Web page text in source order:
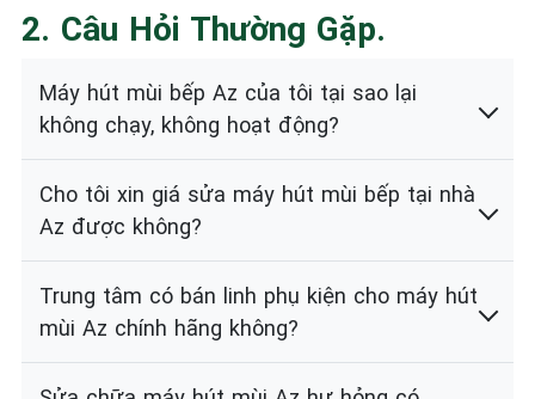
2. Câu Hỏi Thường Gặp.
Máy hút mùi bếp Az của tôi tại sao lại
không chạy, không hoạt động?
Cho tôi xin giá sửa máy hút mùi bếp tại nhà
Az được không?
Trung tâm có bán linh phụ kiện cho máy hút
mùi Az chính hãng không?